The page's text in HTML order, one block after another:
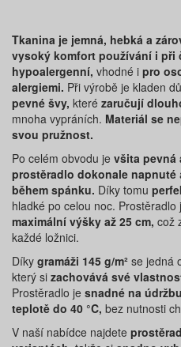
Tkanina je jemná, hebká a
vysoký komfort používání i při
hypoalergenní, vhodné i pro
alergiemi. Při výrobě je kladen
pevné švy, které zaručují
mnoha vypráních. Materiál se
svou pružnost.
Po celém obvodu je všita pevná
prostěradlo dokonale napnuté
během spánku. Díky tomu
hladké po celou noc. Prostěradlo
maximální výšky až 25 cm, což
každé ložnici.
Díky gramáži 145 g/m² se jedná
který si zachovává své
Prostěradlo je snadné na údržbu
teplotě do 40 °C, bez nutnosti
V naší nabídce najdete